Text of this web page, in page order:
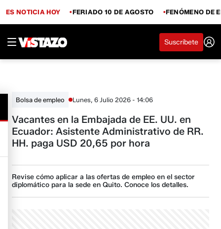
ES NOTICIA HOY FERIADO 10 DE AGOSTO FENÓMENO DE
Suscríbete
Bolsa de empleo Lunes, 6 Julio 2026 - 14:06
Vacantes en la Embajada de EE. UU. en
Ecuador: Asistente Administrativo de RR.
HH. paga USD 20,65 por hora
Revise cómo aplicar a las ofertas de empleo en el sector
diplomático para la sede en Quito. Conoce los detalles.